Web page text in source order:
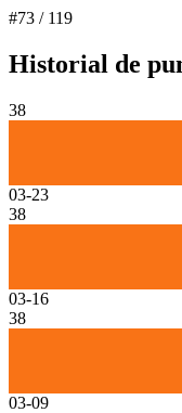
#73 / 119
Historial de
38
03-23
38
03-16
38
03-09